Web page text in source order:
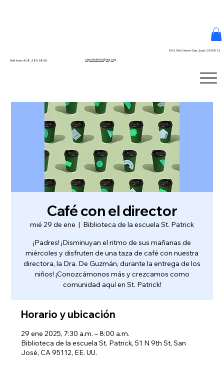
Teléfono 408.283.5858 stpatrickinfo@dsj.org
51 N. 9th Street San José, CA 95112
Café con el director
mié 29 de ene
  |
Biblioteca de la escuela St. Patrick
¡Padres! ¡Disminuyan el ritmo de sus mañanas de
miércoles y disfruten de una taza de café con nuestra
directora, la Dra. De Guzmán, durante la entrega de los
niños! ¡Conozcámonos más y crezcamos como
comunidad aquí en St. Patrick!
Horario y ubicación
29 ene 2025, 7:30 a.m. – 8:00 a.m.
Biblioteca de la escuela St. Patrick, 51 N 9th St, San
José, CA 95112, EE. UU.